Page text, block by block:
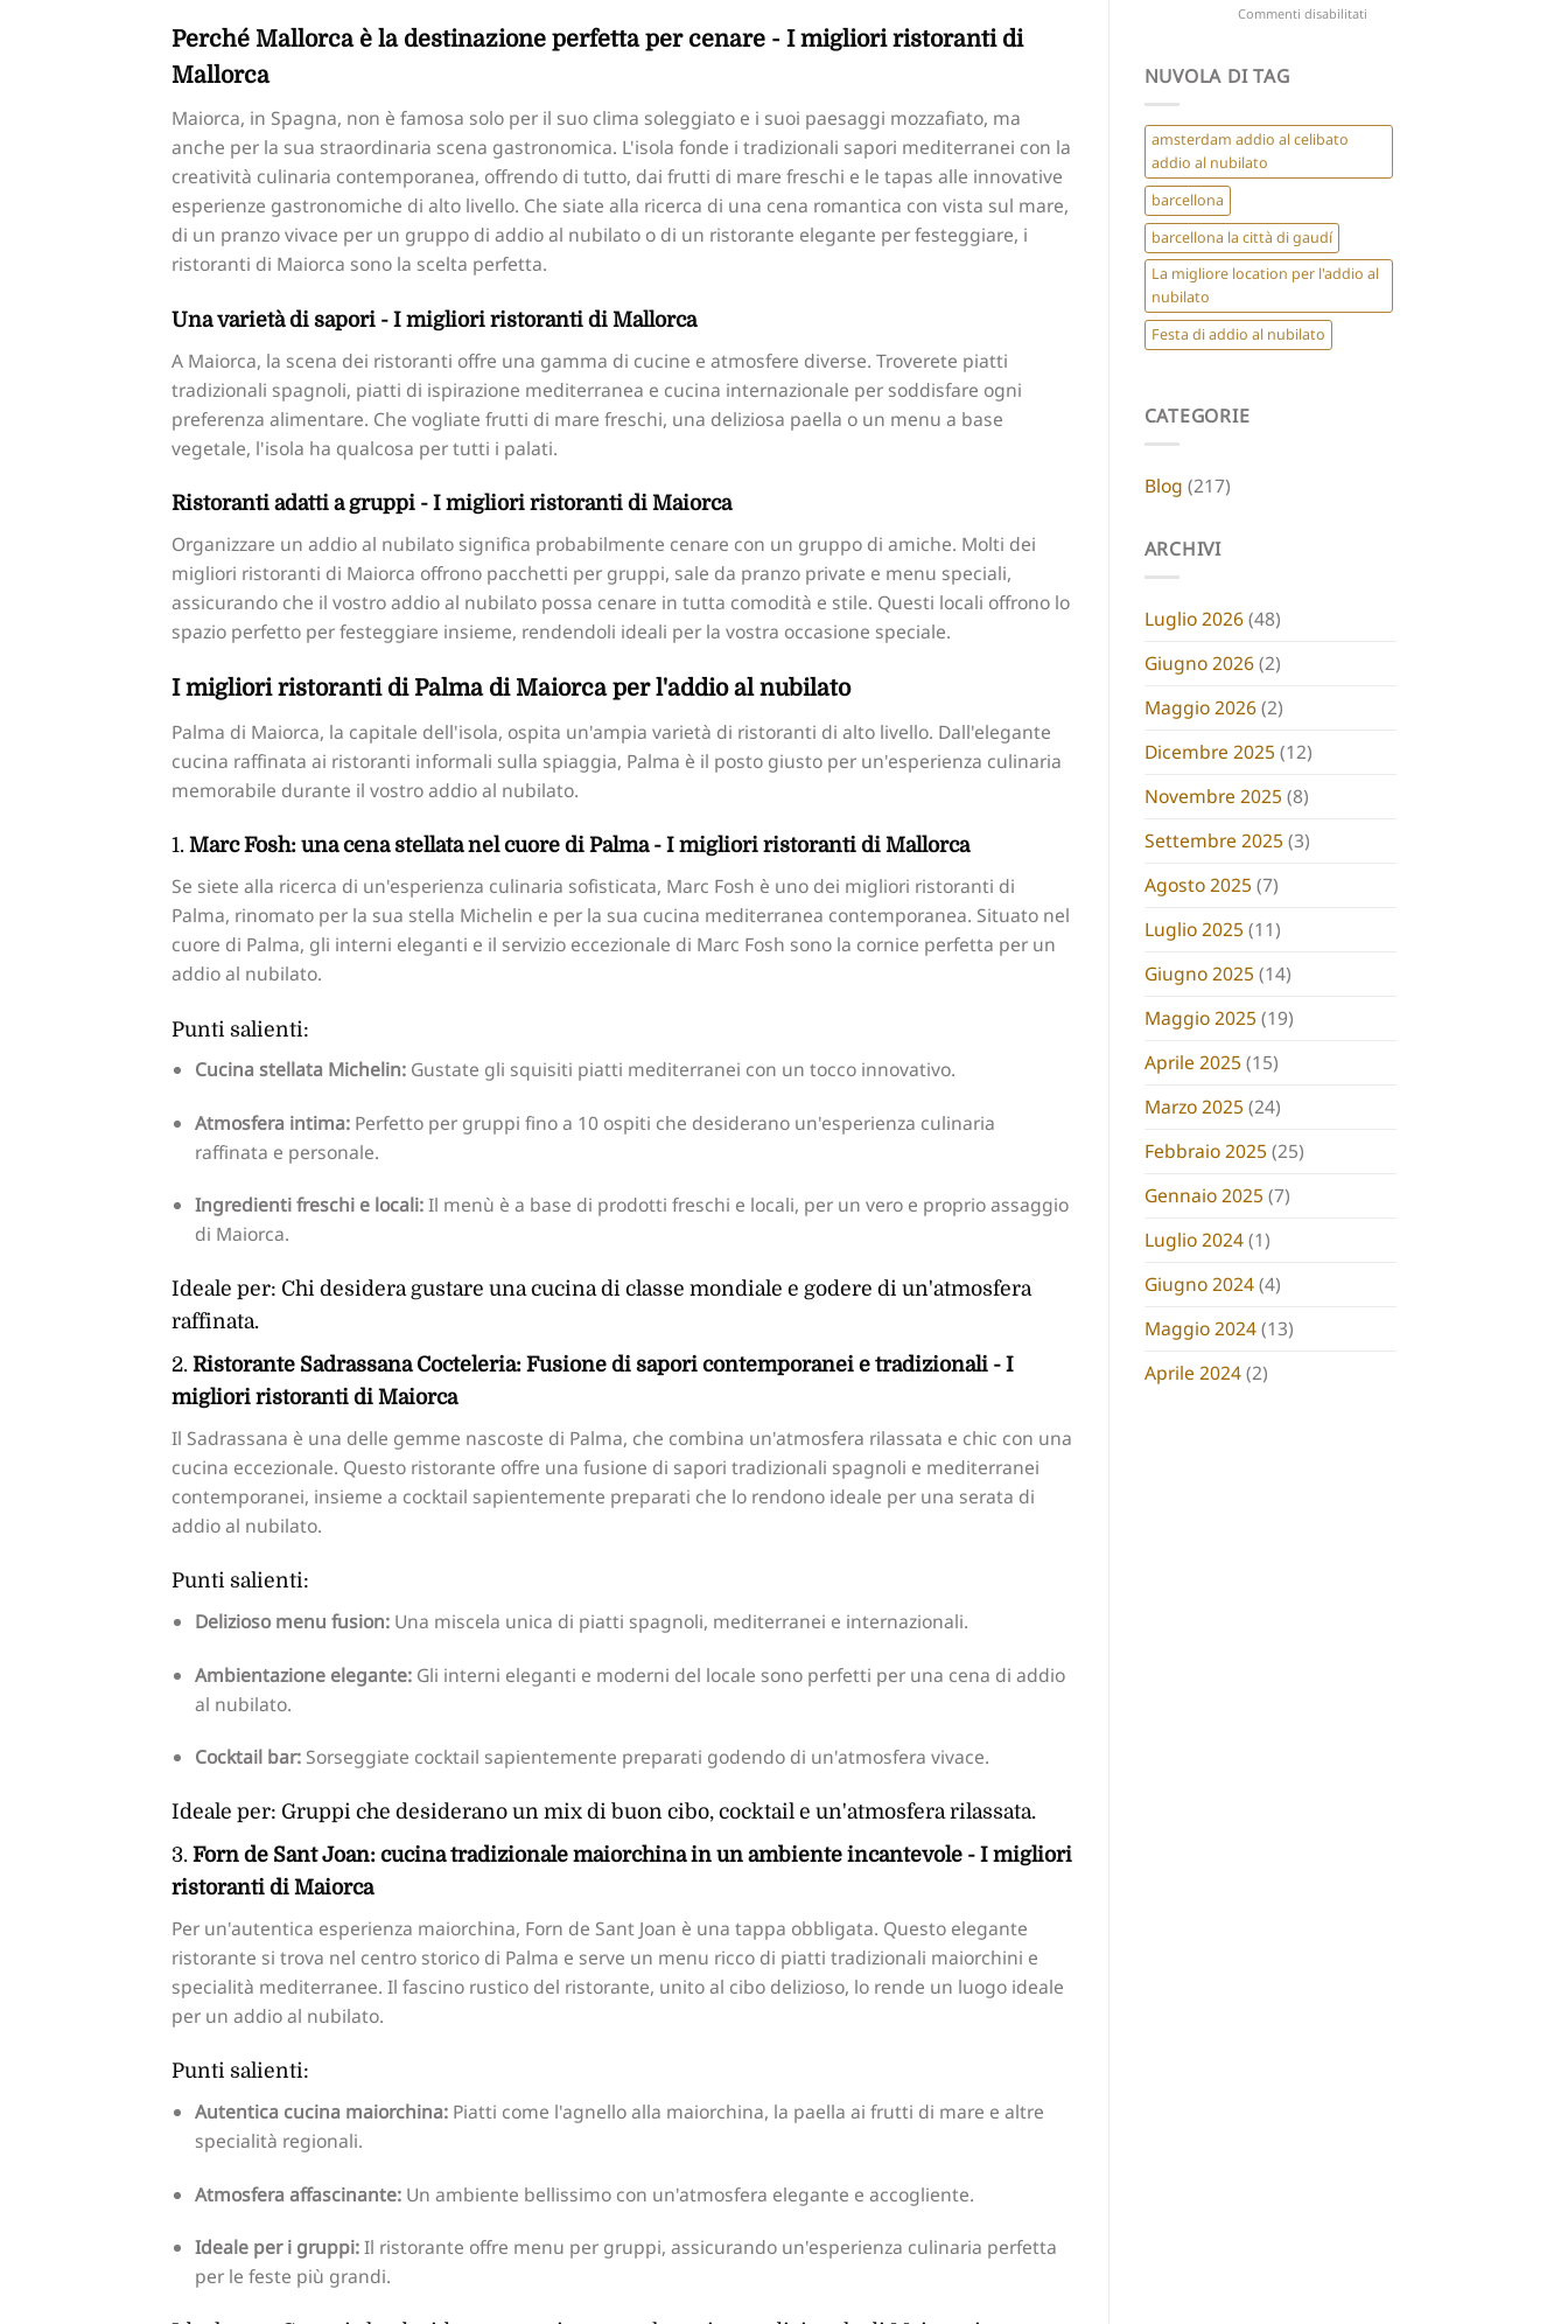
Perché Mallorca è la destinazione perfetta per cenare - I migliori ristoranti di
Mallorca
Maiorca, in Spagna, non è famosa solo per il suo clima soleggiato e i suoi paesaggi mozzafiato, ma
anche per la sua straordinaria scena gastronomica. L'isola fonde i tradizionali sapori mediterranei con la
creatività culinaria contemporanea, offrendo di tutto, dai frutti di mare freschi e le tapas alle innovative
esperienze gastronomiche di alto livello. Che siate alla ricerca di una cena romantica con vista sul mare,
di un pranzo vivace per un gruppo di addio al nubilato o di un ristorante elegante per festeggiare, i
ristoranti di Maiorca sono la scelta perfetta.
Una varietà di sapori - I migliori ristoranti di Mallorca
A Maiorca, la scena dei ristoranti offre una gamma di cucine e atmosfere diverse. Troverete piatti
tradizionali spagnoli, piatti di ispirazione mediterranea e cucina internazionale per soddisfare ogni
preferenza alimentare. Che vogliate frutti di mare freschi, una deliziosa paella o un menu a base
vegetale, l'isola ha qualcosa per tutti i palati.
Ristoranti adatti a gruppi - I migliori ristoranti di Maiorca
Organizzare un addio al nubilato significa probabilmente cenare con un gruppo di amiche. Molti dei
migliori ristoranti di Maiorca offrono pacchetti per gruppi, sale da pranzo private e menu speciali,
assicurando che il vostro addio al nubilato possa cenare in tutta comodità e stile. Questi locali offrono lo
spazio perfetto per festeggiare insieme, rendendoli ideali per la vostra occasione speciale.
I migliori ristoranti di Palma di Maiorca per l'addio al nubilato
Palma di Maiorca, la capitale dell'isola, ospita un'ampia varietà di ristoranti di alto livello. Dall'elegante
cucina raffinata ai ristoranti informali sulla spiaggia, Palma è il posto giusto per un'esperienza culinaria
memorabile durante il vostro addio al nubilato.
1. Marc Fosh: una cena stellata nel cuore di Palma - I migliori ristoranti di Mallorca
Se siete alla ricerca di un'esperienza culinaria sofisticata, Marc Fosh è uno dei migliori ristoranti di
Palma, rinomato per la sua stella Michelin e per la sua cucina mediterranea contemporanea. Situato nel
cuore di Palma, gli interni eleganti e il servizio eccezionale di Marc Fosh sono la cornice perfetta per un
addio al nubilato.
Punti salienti:
Cucina stellata Michelin: Gustate gli squisiti piatti mediterranei con un tocco innovativo.
Atmosfera intima: Perfetto per gruppi fino a 10 ospiti che desiderano un'esperienza culinaria
raffinata e personale.
Ingredienti freschi e locali:Il menù è a base di prodotti freschi e locali, per un vero e proprio assaggio
di Maiorca.
Ideale per: Chi desidera gustare una cucina di classe mondiale e godere di un'atmosfera
raffinata.
2. Ristorante Sadrassana Cocteleria: Fusione di sapori contemporanei e tradizionali - I
migliori ristoranti di Maiorca
Il Sadrassana è una delle gemme nascoste di Palma, che combina un'atmosfera rilassata e chic con una
cucina eccezionale. Questo ristorante offre una fusione di sapori tradizionali spagnoli e mediterranei
contemporanei, insieme a cocktail sapientemente preparati che lo rendono ideale per una serata di
addio al nubilato.
Punti salienti:
Delizioso menu fusion: Una miscela unica di piatti spagnoli, mediterranei e internazionali.
Ambientazione elegante: Gli interni eleganti e moderni del locale sono perfetti per una cena di addio
al nubilato.
Cocktail bar: Sorseggiate cocktail sapientemente preparati godendo di un'atmosfera vivace.
Ideale per: Gruppi che desiderano un mix di buon cibo, cocktail e un'atmosfera rilassata.
3. Forn de Sant Joan: cucina tradizionale maiorchina in un ambiente incantevole - I migliori
ristoranti di Maiorca
Per un'autentica esperienza maiorchina, Forn de Sant Joan è una tappa obbligata. Questo elegante
ristorante si trova nel centro storico di Palma e serve un menu ricco di piatti tradizionali maiorchini e
specialità mediterranee. Il fascino rustico del ristorante, unito al cibo delizioso, lo rende un luogo ideale
per un addio al nubilato.
Punti salienti:
Autentica cucina maiorchina: Piatti come l'agnello alla maiorchina, la paella ai frutti di mare e altre
specialità regionali.
Atmosfera affascinante: Un ambiente bellissimo con un'atmosfera elegante e accogliente.
Ideale per i gruppi:Il ristorante offre menu per gruppi, assicurando un'esperienza culinaria perfetta
per le feste più grandi.
Commenti disabilitatisu
NUVOLA DI TAG
amsterdam addio al celibato
addio al nubilato
barcellona
barcellona la città di gaudí
La migliore location per l'addio al
nubilato
Festa di addio al nubilato
CATEGORIE
Blog (217)
ARCHIVI
Luglio 2026(48)
Giugno 2026(2)
Maggio 2026(2)
Dicembre 2025 (12)
Novembre 2025 (8)
Settembre 2025 (3)
Agosto 2025 (7)
Luglio 2025 (11)
Giugno 2025 (14)
Maggio 2025 (19)
Aprile 2025 (15)
Marzo 2025 (24)
Febbraio 2025 (25)
Gennaio 2025 (7)
Luglio 2024(1)
Giugno 2024(4)
Maggio 2024(13)
Aprile 2024(2)